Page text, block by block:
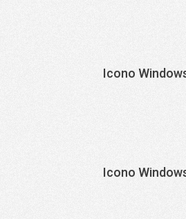
Icono
Icono